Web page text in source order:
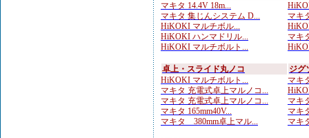
マキタ 14.4V 18m...
マキタ 集じんシステム D...
HiKOKI マルチボル...
HiKOKI ハンマドリル...
HiKOKI マルチボルト...
マキ
マキ
卓上・スライド丸ノコ
HiKOKI マルチボルト...
マキタ 充電式卓上マルノコ...
マキタ 充電式卓上マルノコ...
マキタ 165mm40V...
マキタ 380mm卓上マル...
ジグ
マキ
マキ
マキ
マキ